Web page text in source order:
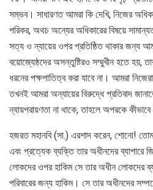
সম্ভব। সাধারণত আমরা কি দেখি, নিজের
পরিকর, অথচ অন্যের অধিকারের বিষয়ে
সত্য ও ন্যায়ের ওপর প্রতিষ্ঠিত থাকার জন্য
বয়োজ্যেষ্ঠদের অসন্তুষ্টিরও সম্মুখীন হতে হয়,
ধরনের পক্ষপাতিত্ব করা যাবে না। আমরা
তখনই আমরা অন্যায়ের বিরুদ্ধে প্রতিবাদ
ন্যায়পরায়ণতা না থাকে, তাহলে অপরকে
হজরত মহানবি (সা.) এরশাদ করেন, শোনো!
এবং প্রত্যেক ব্যক্তি তার অধীনদের ব্যাপারে
লোকদের ওপর হাকিম সে তার অধীন লোকদের
পরিবারের জন্য হাকিম। সে তার অধীনদের